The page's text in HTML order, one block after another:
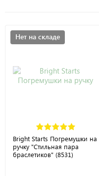
Нет на складе
Bright Starts Погремушки на
ручку "Стильная пара
браслетиков" (8531)